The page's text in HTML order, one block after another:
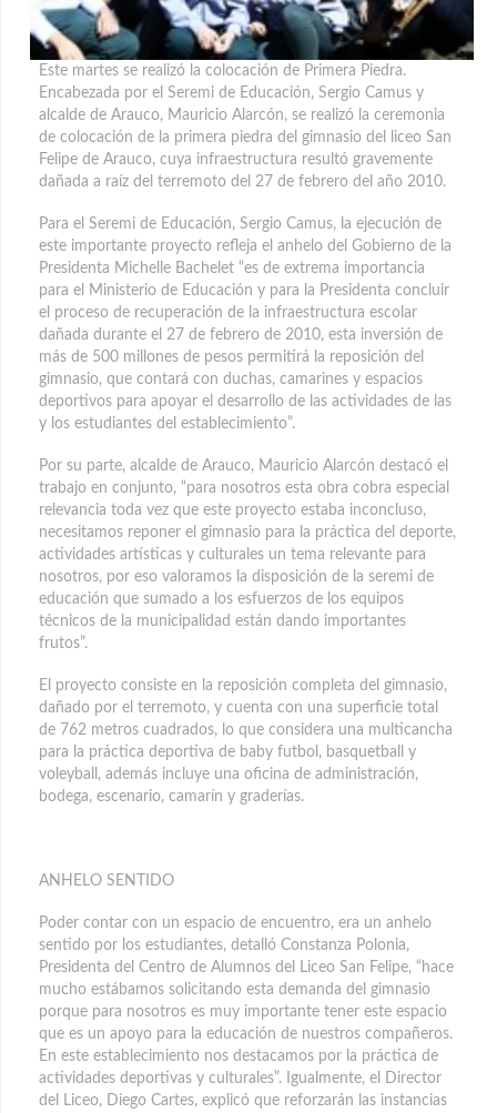
Este martes se realizó la colocación de Primera Piedra.
Encabezada por el Seremi de Educación, Sergio Camus y
alcalde de Arauco, Mauricio Alarcón, se realizó la ceremonia
de colocación de la primera piedra del gimnasio del liceo San
Felipe de Arauco, cuya infraestructura resultó gravemente
dañada a raíz del terremoto del 27 de febrero del año 2010.
Para el Seremi de Educación, Sergio Camus, la ejecución de
este importante proyecto refleja el anhelo del Gobierno de la
Presidenta Michelle Bachelet “es de extrema importancia
para el Ministerio de Educación y para la Presidenta concluir
el proceso de recuperación de la infraestructura escolar
dañada durante el 27 de febrero de 2010, esta inversión de
más de 500 millones de pesos permitirá la reposición del
gimnasio, que contará con duchas, camarines y espacios
deportivos para apoyar el desarrollo de las actividades de las
y los estudiantes del establecimiento”.
Por su parte, alcalde de Arauco, Mauricio Alarcón destacó el
trabajo en conjunto, “para nosotros esta obra cobra especial
relevancia toda vez que este proyecto estaba inconcluso,
necesitamos reponer el gimnasio para la práctica del deporte,
actividades artísticas y culturales un tema relevante para
nosotros, por eso valoramos la disposición de la seremi de
educación que sumado a los esfuerzos de los equipos
técnicos de la municipalidad están dando importantes
frutos”.
El proyecto consiste en la reposición completa del gimnasio,
dañado por el terremoto, y cuenta con una superficie total
de 762 metros cuadrados, lo que considera una multicancha
para la práctica deportiva de baby futbol, basquetball y
voleyball, además incluye una oficina de administración,
bodega, escenario, camarín y graderías.
ANHELO SENTIDO
Poder contar con un espacio de encuentro, era un anhelo
sentido por los estudiantes, detalló Constanza Polonia,
Presidenta del Centro de Alumnos del Liceo San Felipe, “hace
mucho estábamos solicitando esta demanda del gimnasio
porque para nosotros es muy importante tener este espacio
que es un apoyo para la educación de nuestros compañeros.
En este establecimiento nos destacamos por la práctica de
actividades deportivas y culturales”. Igualmente, el Director
del Liceo, Diego Cartes, explicó que reforzarán las instancias